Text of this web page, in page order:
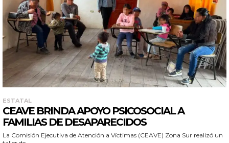
ESTATAL
CEAVE BRINDA APOYO PSICOSOCIAL A
FAMILIAS DE DESAPARECIDOS
La Comisión Ejecutiva de Atención a Víctimas (CEAVE) Zona Sur realizó un